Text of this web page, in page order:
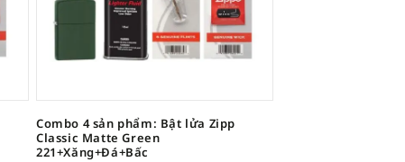
Combo 4 sản phẩm: Bật lửa Zipp
Classic Matte Green
221+Xăng+Đá+Bấc